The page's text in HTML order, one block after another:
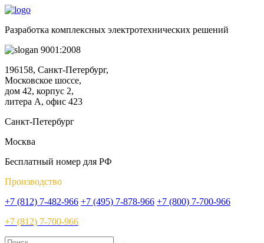
Разработка комплексных электротехнических решений
9001:2008
196158, Санкт-Петербург,
Московское шоссе,
дом 42, корпус 2,
литера А, офис 423
Санкт-Петербург
Москва
Бесплатный номер для РФ
Производство
+7 (812) 7-482-966 +7 (495) 7-878-966 +7 (800) 7-700-966
+7 (812) 7-700-966